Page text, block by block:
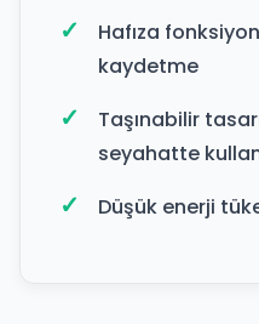
Hafıza
kaydetme
Taşınabilir
seyahatte
Düşük enerji